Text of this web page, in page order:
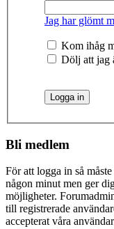
Jag har glömt
Kom ihåg
Dölj att jag
Bli medlem
För att logga in så
någon minut men ger
möjligheter.
till registrerade
accepterat våra